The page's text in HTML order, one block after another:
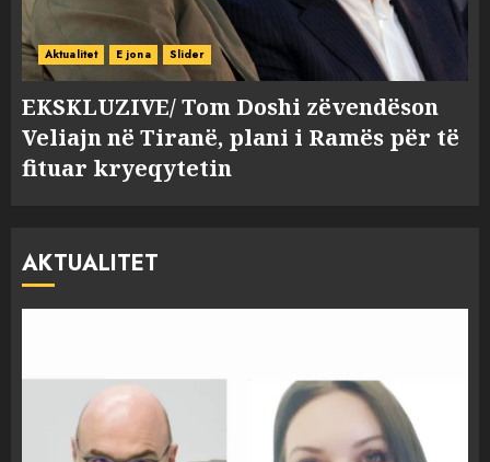
Aktualitet E jona Slider
EKSKLUZIVE/ Tom Doshi zëvendëson
Veliajn në Tiranë, plani i Ramës për të
fituar kryeqytetin
AKTUALITET